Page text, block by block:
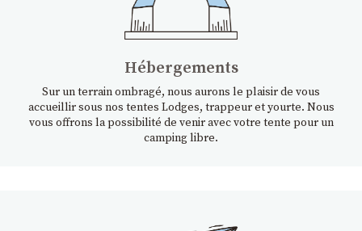
Hébergements
Sur un terrain ombragé, nous aurons le plaisir de vous
accueillir sous nos tentes Lodges, trappeur et yourte. Nous
vous offrons la possibilité de venir avec votre tente pour un
camping libre.